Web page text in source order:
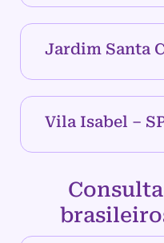
Jardim Santa
Vila Isabel –